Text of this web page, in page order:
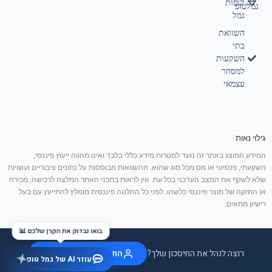
קופות
גמל
השוואת
בתי
השקעות
למסחר
עצמאי
גמלטופ
גילוי נאות
המידע המוצג באתר זה נועד למטרות מידע כללי בלבד ואינו מהווה ייעוץ פיננסי,
השקעתי, פנסיוני או מס מכל סוג שהוא. ההשוואות מבוססות על נתונים ציבוריים ועשויות
שלא לשקף את המצב העדכני בכל עת. אין לראות בתכני האתר המלצה לרכישה, מכירה
או החזקה של מוצר פיננסי כלשהו. לפני כל החלטה פיננסית מומלץ להתייעץ עם בעל
רישיון מתאים.
רוצה לנהל את החיסכון שלך? התחבר / הצטרף בחינם
עוזר AI של גמל טופ
בואו נבדוק את הקרן שלכם 📊